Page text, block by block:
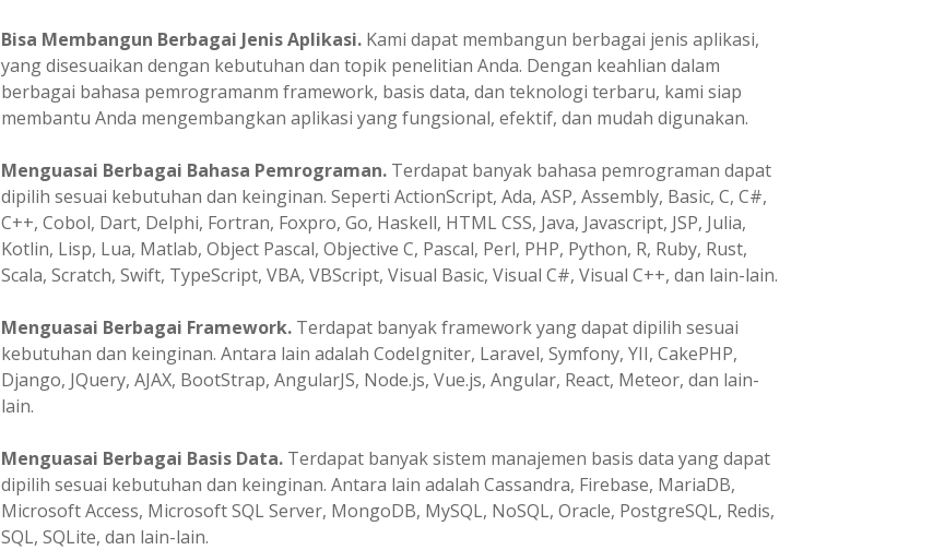
Bisa Membangun Berbagai Jenis Aplikasi.Kami dapat membangun berbagai jenis aplikasi,
yang disesuaikan dengan kebutuhan dan topik penelitian Anda. Dengan keahlian dalam
berbagai bahasa pemrogramanm framework, basis data, dan teknologi terbaru, kami siap
membantu Anda mengembangkan aplikasi yang fungsional, efektif, dan mudah digunakan.
Menguasai Berbagai Bahasa Pemrograman.Terdapat banyak bahasa pemrograman dapat
dipilih sesuai kebutuhan dan keinginan. Seperti ActionScript, Ada, ASP, Assembly, Basic, C, C#,
C++, Cobol, Dart, Delphi, Fortran, Foxpro, Go, Haskell, HTML CSS, Java, Javascript, JSP, Julia,
Kotlin, Lisp, Lua, Matlab, Object Pascal, Objective C, Pascal, Perl, PHP, Python, R, Ruby, Rust,
Scala, Scratch, Swift, TypeScript, VBA, VBScript, Visual Basic, Visual C#, Visual C++, dan lain-lain.
Menguasai Berbagai Framework.Terdapat banyak framework yang dapat dipilih sesuai
kebutuhan dan keinginan. Antara lain adalah CodeIgniter, Laravel, Symfony, YII, CakePHP,
Django, JQuery, AJAX, BootStrap, AngularJS, Node.js, Vue.js, Angular, React, Meteor, dan lain-
lain.
Menguasai Berbagai Basis Data. Terdapat banyak sistem manajemen basis data yang dapat
dipilih sesuai kebutuhan dan keinginan. Antara lain adalah Cassandra, Firebase, MariaDB,
Microsoft Access, Microsoft SQL Server, MongoDB, MySQL, NoSQL, Oracle, PostgreSQL, Redis,
SQL, SQLite, dan lain-lain.